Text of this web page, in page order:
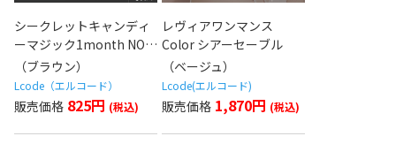
シークレットキャンディ
ーマジック1month NO.9
ブラウン
（ブラウン）
Lcode（エルコード）
825円
レヴィアワンマンス
Color シアーセーブル
（ベージュ）
Lcode(エルコード)
1,870円